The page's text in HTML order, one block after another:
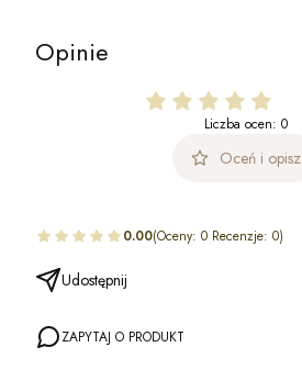
Opinie
Liczba ocen: 0
Oceń i opisz
0.00(Oceny: 0 Recenzje: 0)
Udostępnij
ZAPYTAJ O PRODUKT